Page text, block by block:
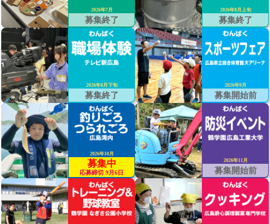
2026年7月
募集終了
2026年8月上旬
募集終了
2026年8月下旬
募集終了
2026年9月
募集開始前
2026年10月
募集中
応募締切 9月6日
2026年11月
募集開始前